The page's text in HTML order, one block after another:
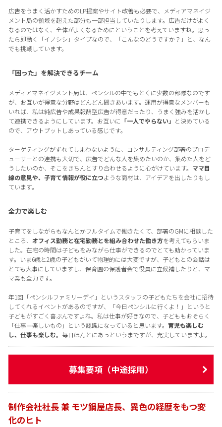
広告をうまく活かすためのLP提案やサイト改善も必要で、メディアマネイジ
メント局の領域を超えた部分も一部担当していたりします。広告だけがよく
なるのではなく、全体がよくなるためにということを考えていますね。思っ
たら即動く「イノシシ」タイプなので、「こんなのどうですか？」と、なん
でも挑戦しています。
「困った」を解決できるチーム
メディアマネイジメント局は、ペンシルの中でもとくに少数の部隊なのです
が、お互いが得意な分野はどんどん聞きあいます。運用が得意なメンバーも
いれば、私は純広告や成果報酬型広告が得意だったり、うまく強みを活かし
て連携できるようにしています。お互いに 「一人でやらない」 と決めている
ので、アウトプットしあっている感じです。
ターゲティングがずれてしまわないように、コンサルティング部署のプロデ
ューサーとの連携も大切で、広告でどんな人を集めたいのか、集めた人をど
うしたいのか、そこをきちんとすり合わせるように心がけています。 ママ目
線の意見や、子育て情報が役に立つような商材は、アイデアを出したりもし
ています。
全力で楽しむ
子育てをしながらもなんとかフルタイムで働きたくて、部署のGMに相談した
ところ、 オフィス勤務と在宅勤務とを組み合わせた働き方を考えてもらいま
した。在宅の時間は子どもをみながら仕事ができるのでとても助かっていま
す。いま6歳と2歳の子どもがいて物理的には大変ですが、子どもとの会話は
とても大事にしていますし、保育園の保護者会で役員に立候補したりと、マ
マ業も全力です。
年1回「ペンシルファミリーデイ」というスタッフの子どもたちを会社に招待
してくれるイベントがあるのですが、「今日ペンシルに行くよ！」というと
子どもがすごく喜ぶんですよね。私は仕事が好きなので、子どももおそらく
「仕事＝楽しいもの」という認識になっていると思います。 育児も楽しむ
し、仕事も楽しむ。 毎日ほんとにあっというまですが、充実していますよ。
募集要項（中途採用）
制作会社社長 兼 モツ鍋屋店長、異色の経歴をもつ変
化のヒト